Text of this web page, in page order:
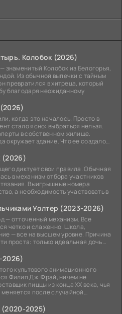
Колобок (2026)
знаменитый Колобок из Белогорья,
Из обычной выпечки с тайным
превратился в хитреца, который
благодаря неожиданному
когда это началось. Просто в
стало ясно: выбраться нельзя.
в собственном жилище.
окружает здание. Что ее создало
(2026)
диктует свои правила. Обычная
в механизм отбора участников
Выигрышные номера
а необходимость участвовать в
Уолтер (2023-2026)
— отточенный механизм. Все
четко и слаженно. Школа,
— все на высшем уровне. Причина
проста: только идеальная дочь
2026)
культового анимационного
Филип Дж. Фрай, ничем не
пиццы из конца XX века, чья
после случайной
2025)